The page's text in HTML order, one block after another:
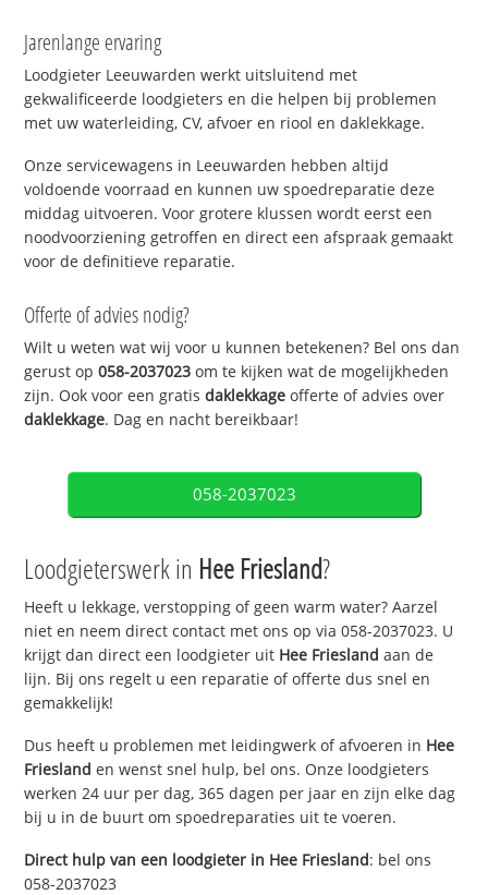
Jarenlange ervaring
Loodgieter Leeuwarden werkt uitsluitend met
gekwalificeerde loodgieters en die helpen bij problemen
met uw waterleiding, CV, afvoer en riool en daklekkage.
Onze servicewagens in Leeuwarden hebben altijd
voldoende voorraad en kunnen uw spoedreparatie deze
middag uitvoeren. Voor grotere klussen wordt eerst een
noodvoorziening getroffen en direct een afspraak gemaakt
voor de definitieve reparatie.
Offerte of advies nodig?
Wilt u weten wat wij voor u kunnen betekenen? Bel ons dan
gerust op058-2037023 om te kijken wat de mogelijkheden
zijn. Ook voor een gratisdaklekkage offerte of advies over
daklekkage. Dag en nacht bereikbaar!
058-2037023
Loodgieterswerk in Hee Friesland?
Heeft u lekkage, verstopping of geen warm water? Aarzel
niet en neem direct contact met ons op via 058-2037023. U
krijgt dan direct een loodgieter uit Hee Friesland aan de
lijn. Bij ons regelt u een reparatie of offerte dus snel en
gemakkelijk!
Dus heeft u problemen met leidingwerk of afvoeren in Hee
Friesland en wenst snel hulp, bel ons. Onze loodgieters
werken 24 uur per dag, 365 dagen per jaar en zijn elke dag
bij u in de buurt om spoedreparaties uit te voeren.
Direct hulp van een loodgieter in Hee Friesland: bel ons
058-2037023